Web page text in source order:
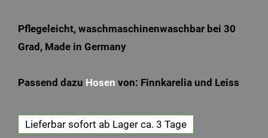
Pflegeleicht, waschmaschinenwaschbar bei 30
Grad, Made in Germany
Passend dazu Hosen von: Finnkarelia und Leiss
Lieferbar sofort ab Lager ca. 3 Tage